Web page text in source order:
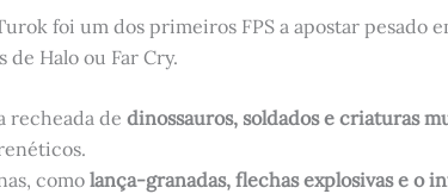
foi um dos primeiros FPS a apostar pesado
Halo ou Far Cry.
recheada dedinossauros, soldados e criaturas
comolança-granadas, flechas explosivas e o